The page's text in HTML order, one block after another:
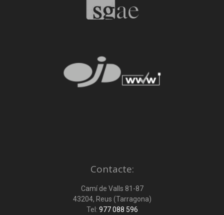
Contacte:
Camí de Valls 81-87
43204, Reus (Tarragona)
Tel: 977 088 596